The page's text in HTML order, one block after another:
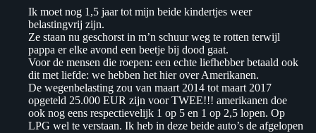
Ik moet nog 1,5 jaar tot mijn beide kindertjes weer
belastingvrij zijn.
Ze staan nu geschorst in m’n schuur weg te rotten terwijl
pappa er elke avond een beetje bij dood gaat.
Voor de mensen die roepen: een echte liefhebber betaald ook
dit met liefde: we hebben het hier over Amerikanen.
De wegenbelasting zou van maart 2014 tot maart 2017
opgeteld 25.000 EUR zijn voor TWEE!!! amerikanen doe
ook nog eens respectievelijk 1 op 5 en 1 op 2,5 lopen. Op
LPG wel te verstaan. Ik heb in deze beide auto’s de afgelopen